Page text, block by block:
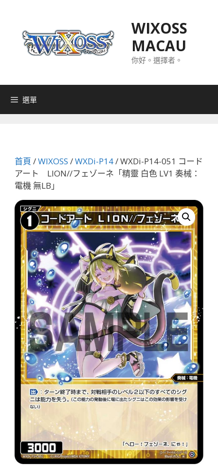
WIXOSS
MACAU
你好。選擇者。
選單
首頁 /WIXOSS /WXDi-P14/ WXDi-P14-051 コード
アート LION//フェゾーネ「精靈 白色 LV1 奏械：
電機 無LB」